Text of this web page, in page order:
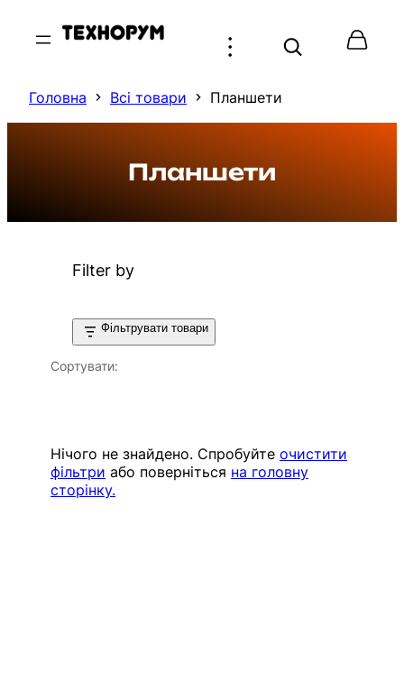
Головна Всі товари Планшети
Планшети
Filter by
Фільтрувати товари
Сортувати:
Нічого не знайдено. Спробуйте очистити
фільтри або поверніться на головну
сторінку.